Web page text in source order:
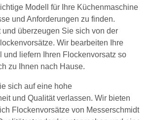
Modell für Ihre Küchenmaschine
und Anforderungen zu finden.
und überzeugen Sie sich von der
Wir bearbeiten Ihre
und liefern Ihren Flockenvorsatz so
zu Ihnen nach Hause.
sich auf eine hohe
und Qualität verlassen. Wir bieten
Flockenvorsätze von Messerschmidt